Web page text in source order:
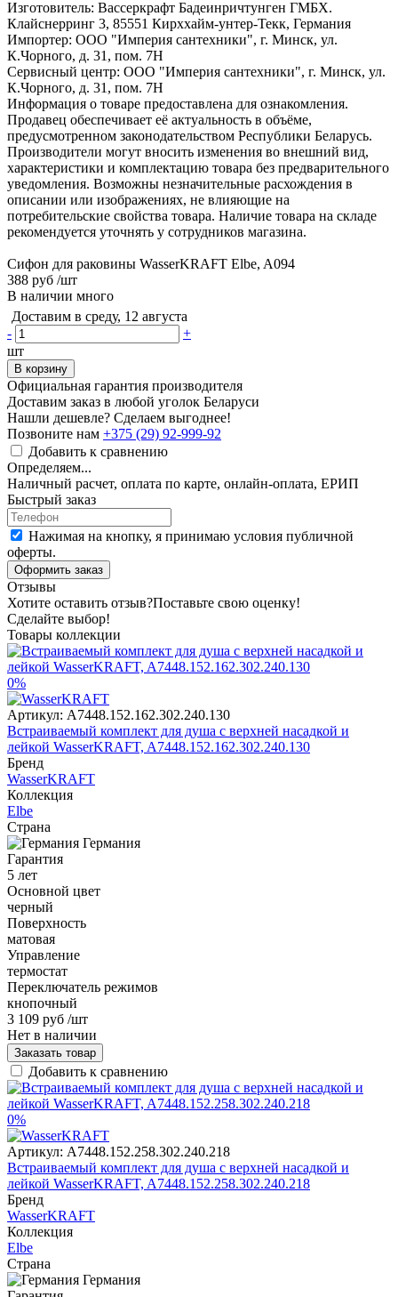
Изготовитель: Вассеркрафт Бадеинричтунген ГМБХ.
Клайснерринг 3, 85551 Кирххайм-унтер-Текк, Германия
Импортер: ООО "Империя сантехники", г. Минск, ул.
К.Чорного, д. 31, пом. 7Н
Сервисный центр: ООО "Империя сантехники", г. Минск, ул.
К.Чорного, д. 31, пом. 7Н
Информация о товаре предоставлена для ознакомления.
Продавец обеспечивает её актуальность в объёме,
предусмотренном законодательством Республики Беларусь.
Производители могут вносить изменения во внешний вид,
характеристики и комплектацию товара без предварительного
уведомления. Возможны незначительные расхождения в
описании или изображениях, не влияющие на
потребительские свойства товара. Наличие товара на складе
рекомендуется уточнять у сотрудников магазина.
Сифон для раковины WasserKRAFT Elbe, A094
388 руб /шт
В наличии много
Доставим в среду, 12 августа
-
+
шт
В корзину
Официальная гарантия производителя
Доставим заказ в любой уголок Беларуси
Нашли дешевле? Сделаем выгоднее!
Позвоните нам +375 (29) 92-999-92
Добавить к сравнению
Определяем...
Наличный расчет, оплата по карте, онлайн-оплата, ЕРИП
Быстрый заказ
Нажимая на кнопку, я принимаю условия публичной
оферты.
Оформить заказ
Отзывы
Хотите оставить отзыв?Поставьте свою оценку!
Сделайте выбор!
Товары коллекции
0%
Артикул: A7448.152.162.302.240.130
Встраиваемый комплект для душа с верхней насадкой и
лейкой WasserKRAFT, A7448.152.162.302.240.130
Бренд
WasserKRAFT
Коллекция
Elbe
Страна
Германия
Гарантия
5 лет
Основной цвет
черный
Поверхность
матовая
Управление
термостат
Переключатель режимов
кнопочный
3 109 руб /шт
Нет в наличии
Заказать товар
Добавить к сравнению
0%
Артикул: A7448.152.258.302.240.218
Встраиваемый комплект для душа с верхней насадкой и
лейкой WasserKRAFT, A7448.152.258.302.240.218
Бренд
WasserKRAFT
Коллекция
Elbe
Страна
Германия